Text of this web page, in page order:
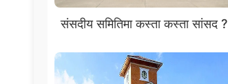
संसदीय समितिमा कस्ता कस्ता सांसद ?